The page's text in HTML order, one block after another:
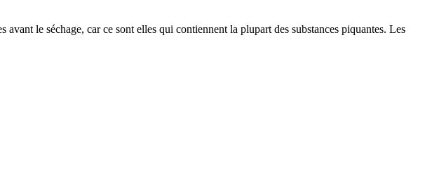
le séchage, car ce sont elles qui contiennent la plupart des substances piquantes. Les